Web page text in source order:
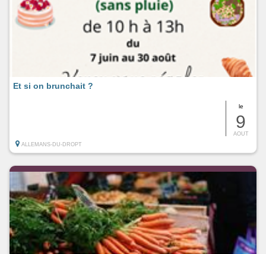
le
9
AOUT
Et si on brunchait ?
ALLEMANS-DU-DROPT